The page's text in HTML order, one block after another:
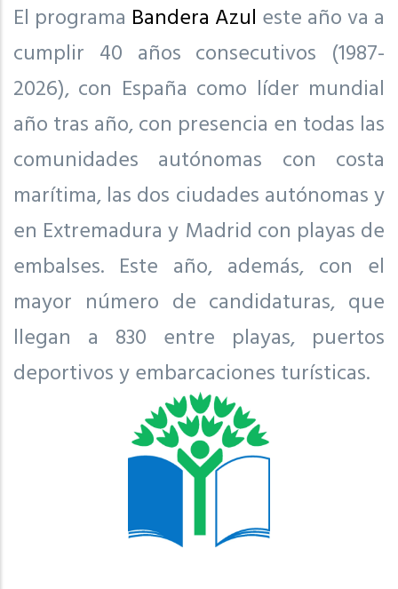
El programa Bandera Azul este año va a
cumplir 40 años consecutivos (1987-
2026), con España como líder mundial
año tras año, con presencia en todas las
comunidades autónomas con costa
marítima, las dos ciudades autónomas y
en Extremadura y Madrid con playas de
embalses. Este año, además, con el
mayor número de candidaturas, que
llegan a 830 entre playas, puertos
deportivos y embarcaciones turísticas.